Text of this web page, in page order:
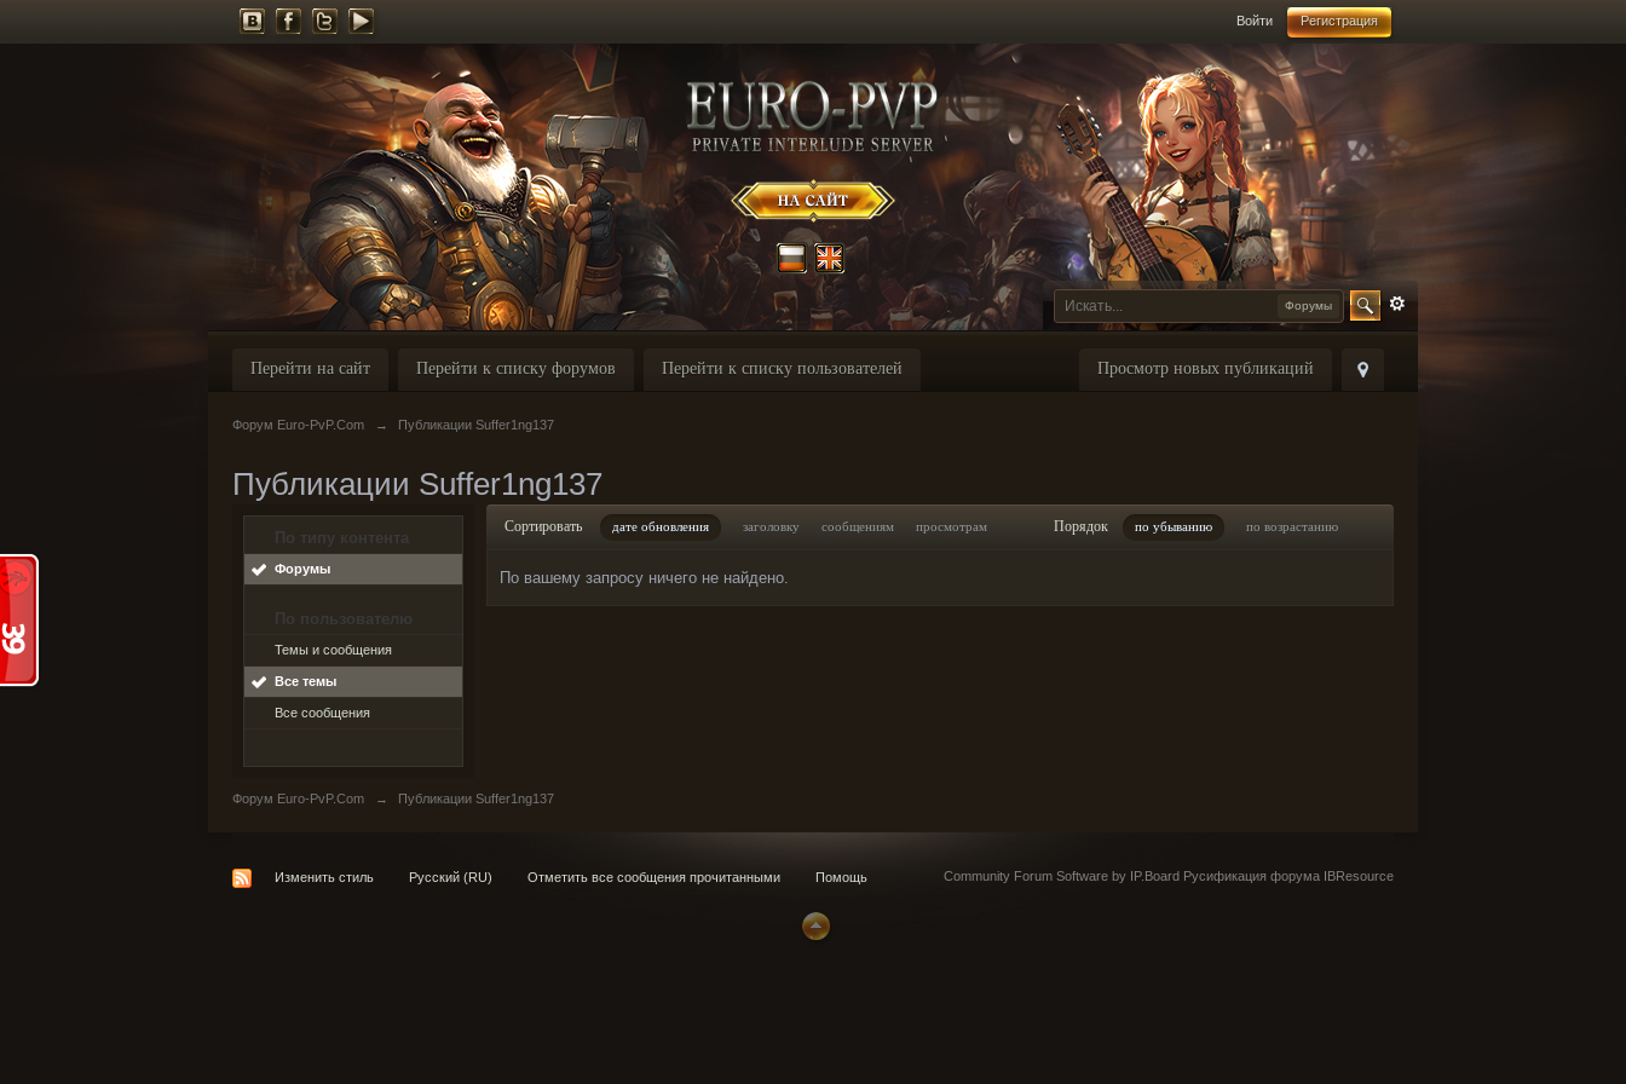
Войти Регистрация
Форумы
Просмотр новых публикаций
Перейти на сайт Перейти к списку форумов Перейти к списку пользователей
Форум Euro-PvP.Com → Публикации Suffer1ng137
Публикации Suffer1ng137
По типу контента
Форумы
По пользователю
Темы и сообщения
Все темы
Все сообщения
Сортировать дате обновления заголовку сообщениям просмотрам Порядок по убыванию по возрастанию
По вашему запросу ничего не найдено.
Форум Euro-PvP.Com → Публикации Suffer1ng137
Изменить стиль Русский (RU) Отметить все сообщения прочитанными Помощь Community Forum Software by IP.Board Русификация форума IBResource